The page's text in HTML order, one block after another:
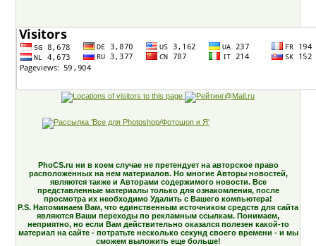
PhoCS.ru ни в коем случае не претендует на авторское право
расположенных на нем материалов. Но многие Авторы новостей,
являются также и Авторами содержимого новости. Все
представленные материалы только для ознакомления, после
просмотра их необходимо Удалить с Вашего компьютера!
P.S. Напоминаем Вам, что единственным источником средств для сайта
являются Ваши переходы по рекламным ссылкам. Понимаем,
неприятно, но если Вам действительно оказался полезен какой-то
материал на сайте - потратьте несколько секунд своего времени - и мы
сможем выложить еще больше!